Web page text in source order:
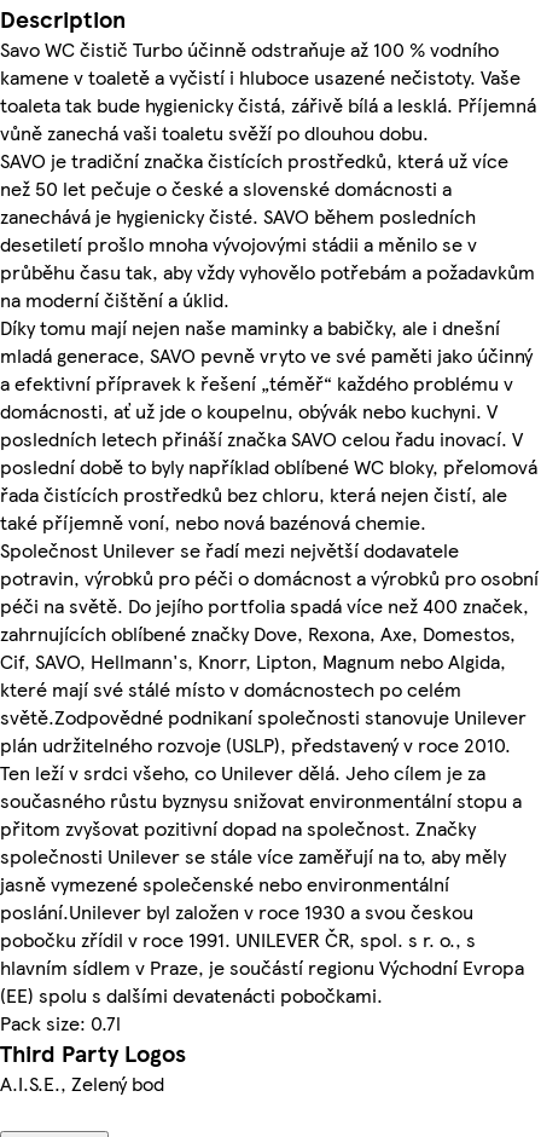
Description
Savo WC čistič Turbo účinně odstraňuje až 100 % vodního
kamene v toaletě a vyčistí i hluboce usazené nečistoty. Vaše
toaleta tak bude hygienicky čistá, zářivě bílá a lesklá. Příjemná
vůně zanechá vaši toaletu svěží po dlouhou dobu.
SAVO je tradiční značka čistících prostředků, která už více
než 50 let pečuje o české a slovenské domácnosti a
zanechává je hygienicky čisté. SAVO během posledních
desetiletí prošlo mnoha vývojovými stádii a měnilo se v
průběhu času tak, aby vždy vyhovělo potřebám a požadavkům
na moderní čištění a úklid.
Díky tomu mají nejen naše maminky a babičky, ale i dnešní
mladá generace, SAVO pevně vryto ve své paměti jako účinný
a efektivní přípravek k řešení „téměř“ každého problému v
domácnosti, ať už jde o koupelnu, obývák nebo kuchyni. V
posledních letech přináší značka SAVO celou řadu inovací. V
poslední době to byly například oblíbené WC bloky, přelomová
řada čistících prostředků bez chloru, která nejen čistí, ale
také příjemně voní, nebo nová bazénová chemie.
Společnost Unilever se řadí mezi největší dodavatele
potravin, výrobků pro péči o domácnost a výrobků pro osobní
péči na světě. Do jejího portfolia spadá více než 400 značek,
zahrnujících oblíbené značky Dove, Rexona, Axe, Domestos,
Cif, SAVO, Hellmann's, Knorr, Lipton, Magnum nebo Algida,
které mají své stálé místo v domácnostech po celém
světě.Zodpovědné podnikaní společnosti stanovuje Unilever
plán udržitelného rozvoje (USLP), představený v roce 2010.
Ten leží v srdci všeho, co Unilever dělá. Jeho cílem je za
současného růstu byznysu snižovat environmentální stopu a
přitom zvyšovat pozitivní dopad na společnost. Značky
společnosti Unilever se stále více zaměřují na to, aby měly
jasně vymezené společenské nebo environmentální
poslání.Unilever byl založen v roce 1930 a svou českou
pobočku zřídil v roce 1991. UNILEVER ČR, spol. s r. o., s
hlavním sídlem v Praze, je součástí regionu Východní Evropa
(EE) spolu s dalšími devatenácti pobočkami.
Pack size: 0.7l
Third Party Logos
A.I.S.E., Zelený bod